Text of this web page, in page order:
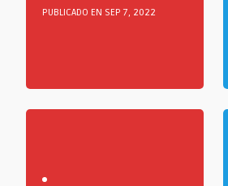
PUBLICADO EN SEP 7, 2022